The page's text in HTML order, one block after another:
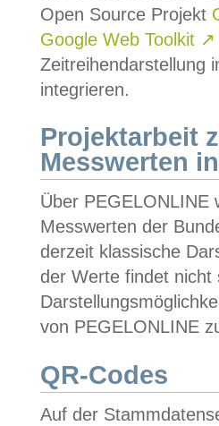
Open Source Projekt
Google Web Toolkit ↗
Zeitreihendarstellung
integrieren.
Projektarbeit
Messwerten
Über PEGELONLINE
Messwerten der
derzeit klassische
der Werte findet
von PEGELONLINE
QR-Codes
Auf der